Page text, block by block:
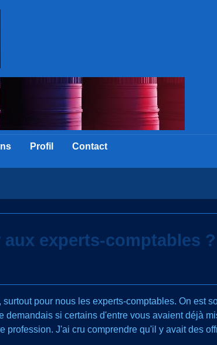
Profil Contact
experts-comptables ?
pour nous les experts-comptables. On est
si certains d'entre vous avaient déjà
J'ai cru comprendre qu'il y avait des